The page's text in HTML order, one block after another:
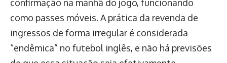
confirmação na manhã do jogo, funcionando
como passes móveis. A prática da revenda de
ingressos de forma irregular é considerada
“endêmica” no futebol inglês, e não há previsões